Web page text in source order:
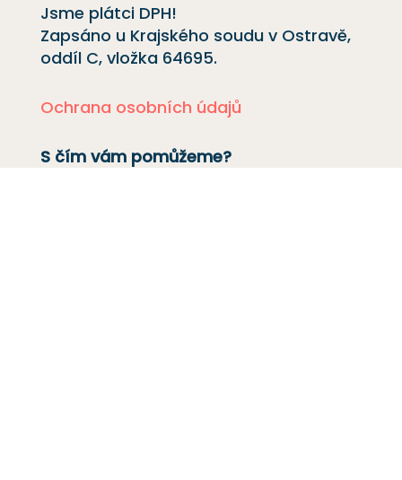
Jsme plátci DPH!
Zapsáno u Krajského soudu v Ostravě,
oddíl C, vložka 64695.
Ochrana osobních údajů
S čím vám pomůžeme?